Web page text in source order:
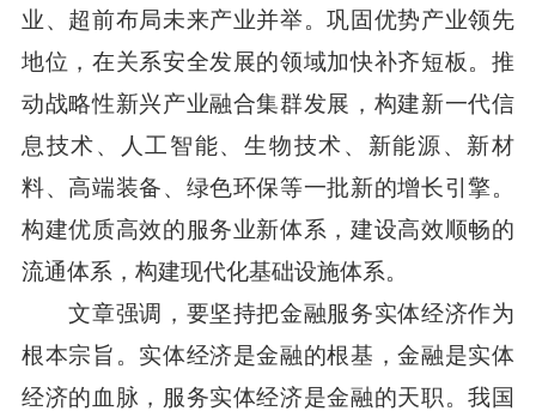
业、超前布局未来产业并举。巩固优势产业领先
地位，在关系安全发展的领域加快补齐短板。推
动战略性新兴产业融合集群发展，构建新一代信
息技术、人工智能、生物技术、新能源、新材
料、高端装备、绿色环保等一批新的增长引擎。
构建优质高效的服务业新体系，建设高效顺畅的
流通体系，构建现代化基础设施体系。
文章强调，要坚持把金融服务实体经济作为
根本宗旨。实体经济是金融的根基，金融是实体
经济的血脉，服务实体经济是金融的天职。我国